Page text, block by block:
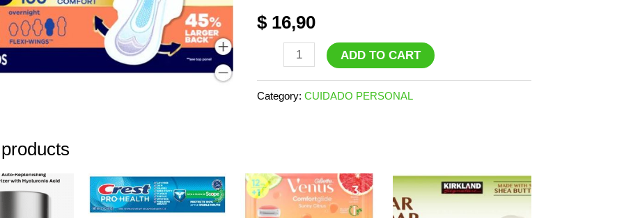
$ 16,90
ultradelgadas
para
uso
ADD TO CART
Category:CUIDADO PERSONAL